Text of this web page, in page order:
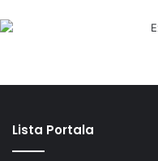
Lista Portala